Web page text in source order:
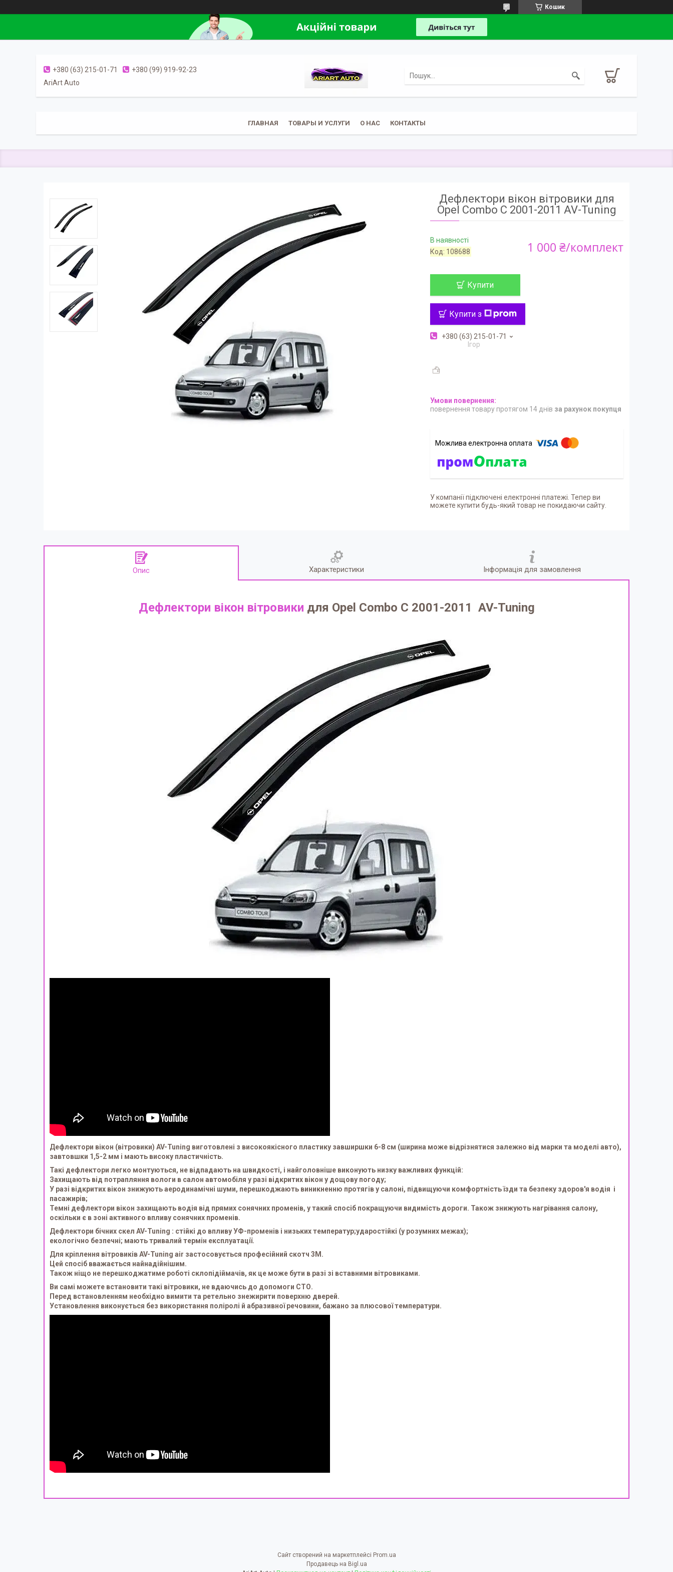
Кошик
+380 (63) 215-01-71
+380 (99) 919-92-23
AriArt Auto
ГЛАВНАЯ ТОВАРЫ И УСЛУГИ О НАС КОНТАКТЫ
Дефлектори вікон вітровики для
Opel Combo C 2001-2011 AV-Tuning
В наявності
Код: 108688 1 000 ₴/комплект
Купити
Купити з
+380 (63) 215-01-71
Ігор
повернення товару протягом 14 днів за рахунок покупця
У компанії підключені електронні платежі. Тепер ви
можете купити будь-який товар не покидаючи сайту.
Опис Характеристики Інформація для замовлення
Дефлектори вікон вітровики для Opel Combo C 2001-2011 AV-Tuning
Дефлектори вікон (вітровики) AV-Tuning виготовлені з високоякісного пластику завширшки 6-8 см (ширина може відрізнятися залежно від марки та моделі авто),
завтовшки 1,5-2 мм і мають високу пластичність.
Такі дефлектори легко монтуються, не відпадають на швидкості, і найголовніше виконують низку важливих функцій:
Захищають від потрапляння вологи в салон автомобіля у разі відкритих вікон у дощову погоду;
У разі відкритих вікон знижують аеродинамічні шуми, перешкоджають виникненню протягів у салоні, підвищуючи комфортність їзди та безпеку здоров'я водія і
пасажирів;
Темні дефлектори вікон захищають водія від прямих сонячних променів, у такий спосіб покращуючи видимість дороги. Також знижують нагрівання салону,
оскільки є в зоні активного впливу сонячних променів.
Дефлектори бічних скел AV-Tuning : стійкі до впливу УФ-променів і низьких температур;ударостійкі (у розумних межах);
екологічно безпечні; мають тривалий термін експлуатації.
Для кріплення вітровиків AV-Tuning air застосовується професійний скотч 3М.
Цей спосіб вважається найнадійнішим.
Також ніщо не перешкоджатиме роботі склопідіймачів, як це може бути в разі зі вставними вітровиками.
Ви самі можете встановити такі вітровики, не вдаючись до допомоги СТО.
Перед встановленням необхідно вимити та ретельно знежирити поверхню дверей.
Установлення виконується без використання поліролі й абразивної речовини, бажано за плюсової температури.
Сайт створений на маркетплейсі Prom.ua
Продавець на Bigl.ua